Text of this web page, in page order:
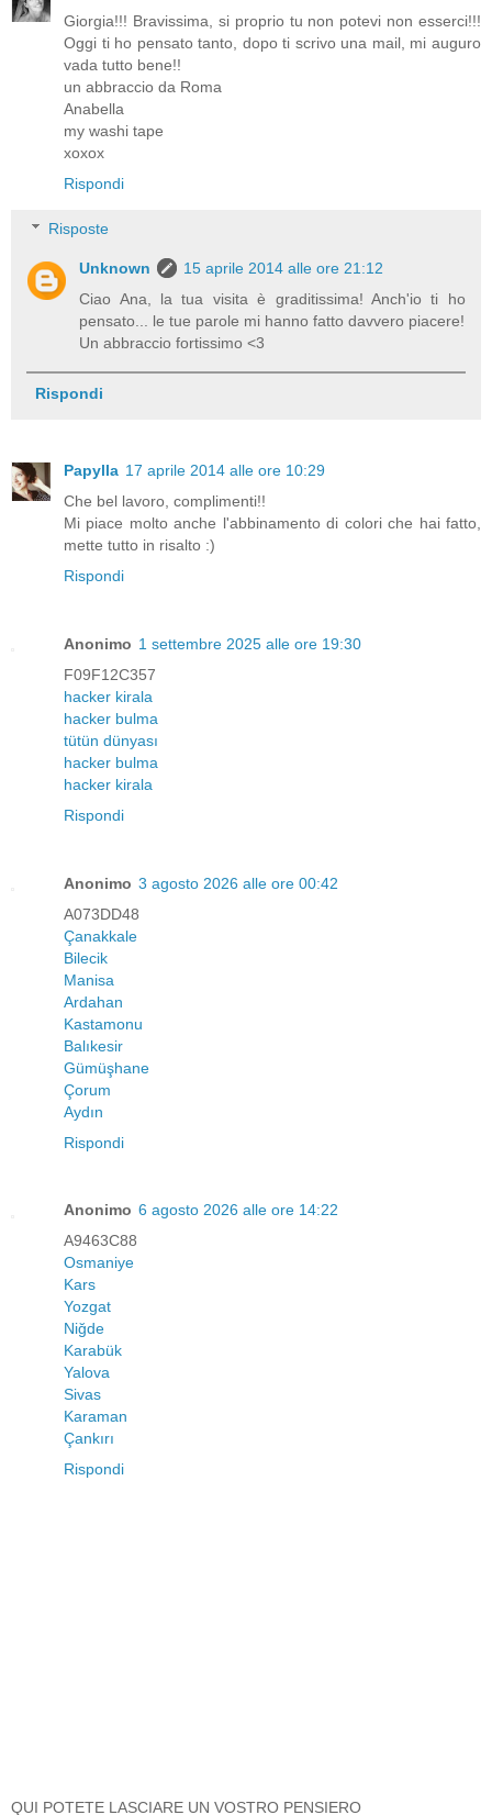
Giorgia!!! Bravissima, si proprio tu non potevi non esserci!!!
Oggi ti ho pensato tanto, dopo ti scrivo una mail, mi auguro
vada tutto bene!!
un abbraccio da Roma
Anabella
my washi tape
xoxox
Rispondi
Risposte
Unknown
15 aprile 2014 alle ore 21:12
Ciao Ana, la tua visita è graditissima! Anch'io ti ho
pensato... le tue parole mi hanno fatto davvero piacere!
Un abbraccio fortissimo <3
Rispondi
Papylla 17 aprile 2014 alle ore 10:29
Che bel lavoro, complimenti!!
Mi piace molto anche l'abbinamento di colori che hai fatto,
mette tutto in risalto :)
Rispondi
Anonimo 1 settembre 2025 alle ore 19:30
F09F12C357
hacker kirala
hacker bulma
tütün dünyası
hacker bulma
hacker kirala
Rispondi
Anonimo 3 agosto 2026 alle ore 00:42
A073DD48
Çanakkale
Bilecik
Manisa
Ardahan
Kastamonu
Balıkesir
Gümüşhane
Çorum
Aydın
Rispondi
Anonimo 6 agosto 2026 alle ore 14:22
A9463C88
Osmaniye
Kars
Yozgat
Niğde
Karabük
Yalova
Sivas
Karaman
Çankırı
Rispondi
QUI POTETE LASCIARE UN VOSTRO PENSIERO